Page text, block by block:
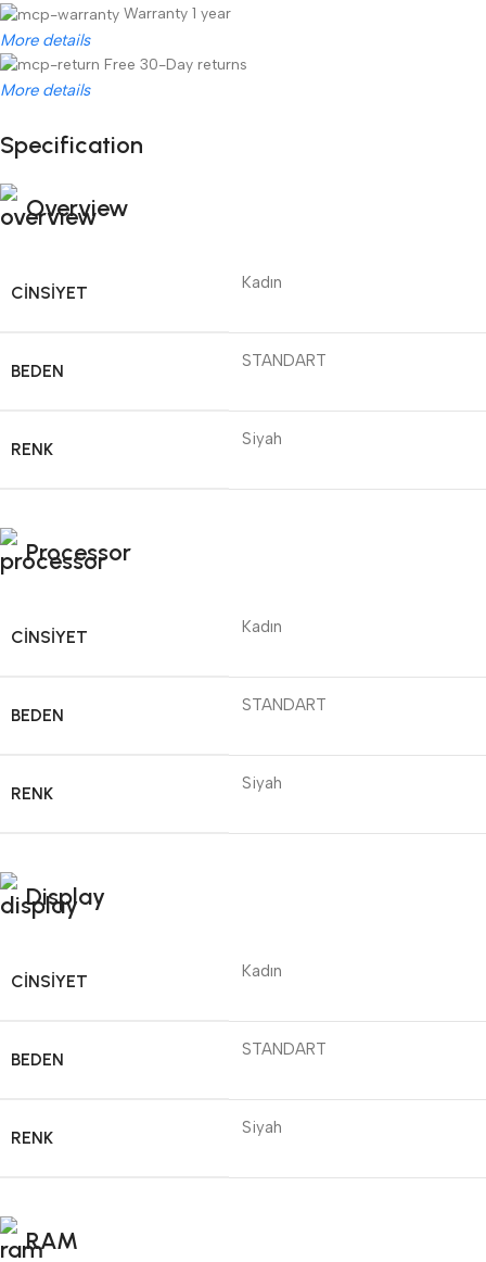
Warranty 1 year
More details
Free 30-Day returns
More details
Unbeatable offers
Specification
Overview
CINSIYET Kadın
BEDEN STANDART
RENK Siyah
Processor
CINSIYET Kadın
BEDEN STANDART
RENK Siyah
Display
CINSIYET Kadın
BEDEN STANDART
RENK Siyah
RAM